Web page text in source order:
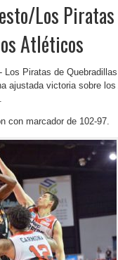
Los
Atléticos
Los Piratas de
ajustada victoria sobre
con marcador de 102-97.